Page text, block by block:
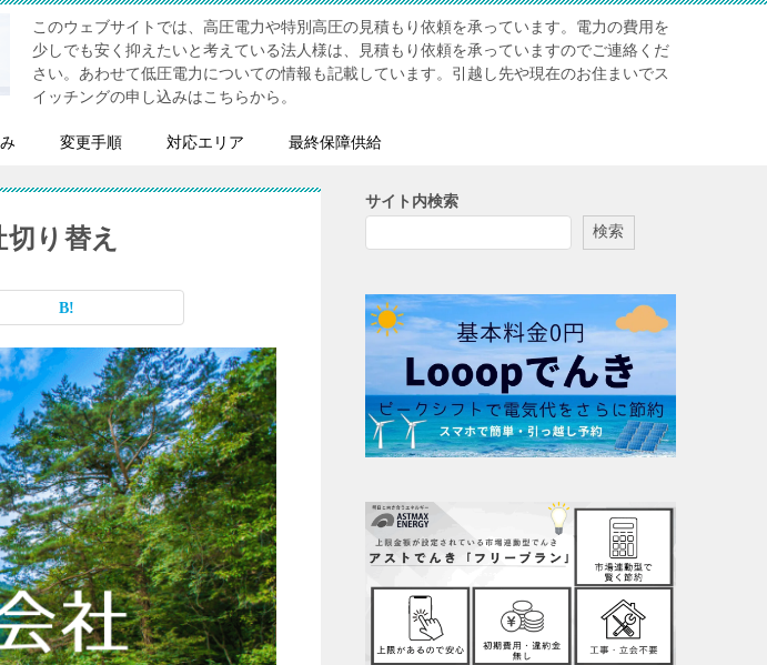
このウェブサイトでは、高圧電力や特別高圧の見積もり依頼を承っています。電力の費用を
少しでも安く抑えたいと考えている法人様は、見積もり依頼を承っていますのでご連絡くだ
さい。あわせて低圧電力についての情報も記載しています。引越し先や現在のお住まいでス
イッチングの申し込みはこちらから。
変更手順 対応エリア 最終保障供給
り替え
サイト内検索
検索